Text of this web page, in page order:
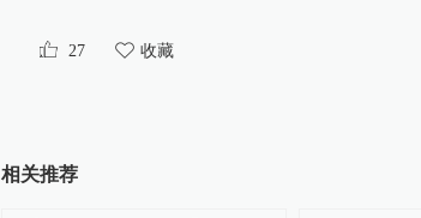
27 收藏
相关推荐